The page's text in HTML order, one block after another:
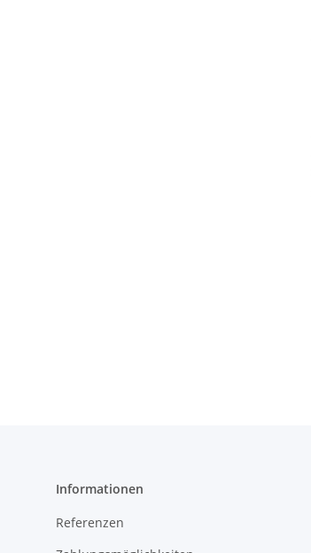
Informationen
Referenzen